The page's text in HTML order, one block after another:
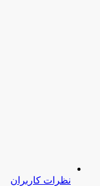
نظرات کاربران